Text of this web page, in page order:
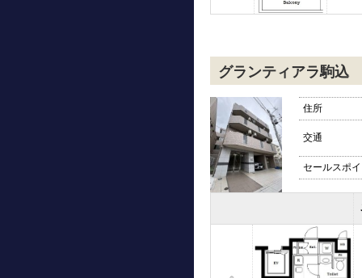
グランティアラ駒込
住所
交通
セールスポ